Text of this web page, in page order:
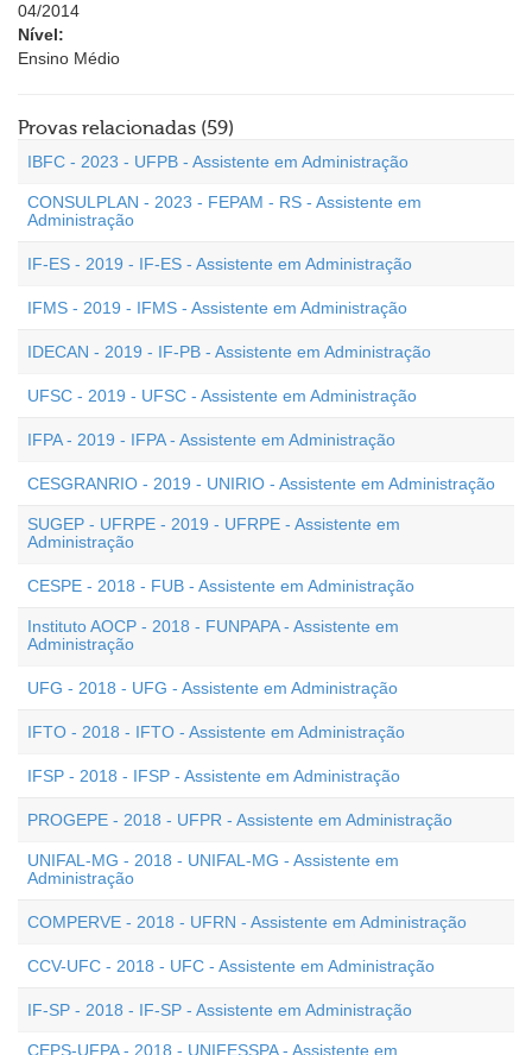
04/2014
Nível:
Ensino Médio
Provas relacionadas (59)
IBFC - 2023 - UFPB - Assistente em Administração
CONSULPLAN - 2023 - FEPAM - RS - Assistente em
Administração
IF-ES - 2019 - IF-ES - Assistente em Administração
IFMS - 2019 - IFMS - Assistente em Administração
IDECAN - 2019 - IF-PB - Assistente em Administração
UFSC - 2019 - UFSC - Assistente em Administração
IFPA - 2019 - IFPA - Assistente em Administração
CESGRANRIO - 2019 - UNIRIO - Assistente em Administração
SUGEP - UFRPE - 2019 - UFRPE - Assistente em
Administração
CESPE - 2018 - FUB - Assistente em Administração
Instituto AOCP - 2018 - FUNPAPA - Assistente em
Administração
UFG - 2018 - UFG - Assistente em Administração
IFTO - 2018 - IFTO - Assistente em Administração
IFSP - 2018 - IFSP - Assistente em Administração
PROGEPE - 2018 - UFPR - Assistente em Administração
UNIFAL-MG - 2018 - UNIFAL-MG - Assistente em
Administração
COMPERVE - 2018 - UFRN - Assistente em Administração
CCV-UFC - 2018 - UFC - Assistente em Administração
IF-SP - 2018 - IF-SP - Assistente em Administração
CEPS-UFPA - 2018 - UNIFESSPA - Assistente em